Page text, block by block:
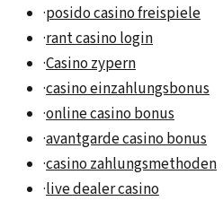
·posido casino freispiele
·rant casino login
·Casino zypern
·casino einzahlungsbonus
·online casino bonus
·avantgarde casino bonus
·casino zahlungsmethoden
·live dealer casino